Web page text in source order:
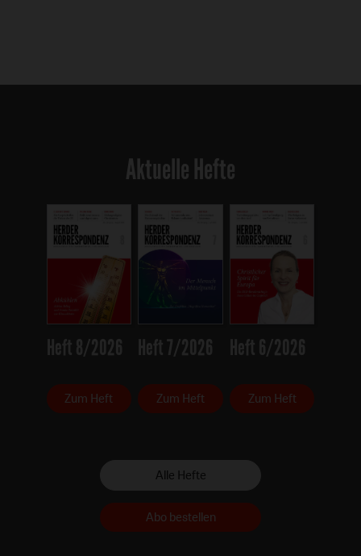
Aktuelle Hefte
Heft 8/2026
Zum Heft
Heft 7/2026
Zum Heft
Heft 6/2026
Zum Heft
Alle Hefte
Abo bestellen